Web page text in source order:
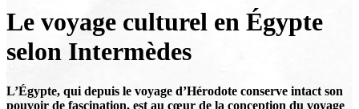
Le voyage culturel en Égypte
selon Intermèdes
L’Égypte, qui depuis le voyage d’Hérodote conserve intact son
pouvoir de fascination, est au cœur de la conception du voyage